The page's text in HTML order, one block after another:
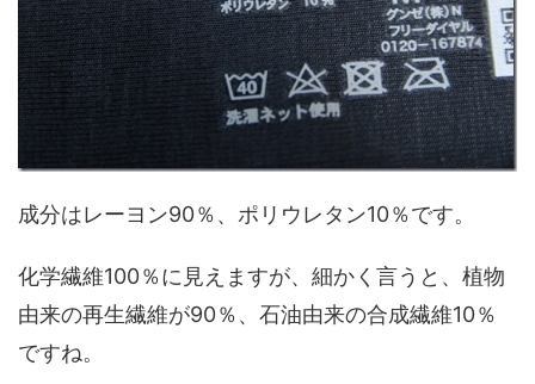
成分はレーヨン90％、ポリウレタン10％です。
化学繊維100％に見えますが、細かく言うと、植物
由来の再生繊維が90％、石油由来の合成繊維10％
ですね。